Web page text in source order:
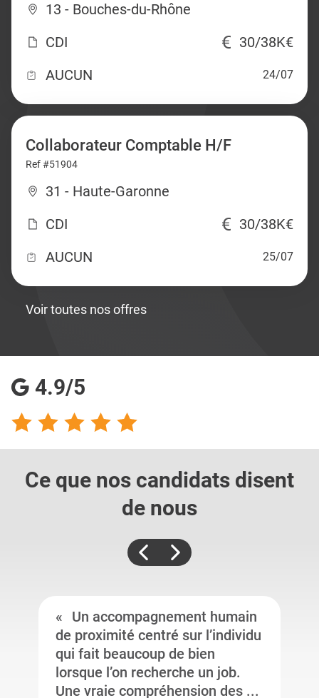
13 - Bouches-du-Rhône
CDI
30/38K€
AUCUN
24/07
Collaborateur Comptable H/F
Ref #51904
31 - Haute-Garonne
CDI
30/38K€
AUCUN
25/07
Voir toutes nos offres
4.9/5
Ce que nos candidats disent
de nous
Un accompagnement humain
de proximité centré sur l’individu
qui fait beaucoup de bien
lorsque l’on recherche un job.
Une vraie compréhension des ...